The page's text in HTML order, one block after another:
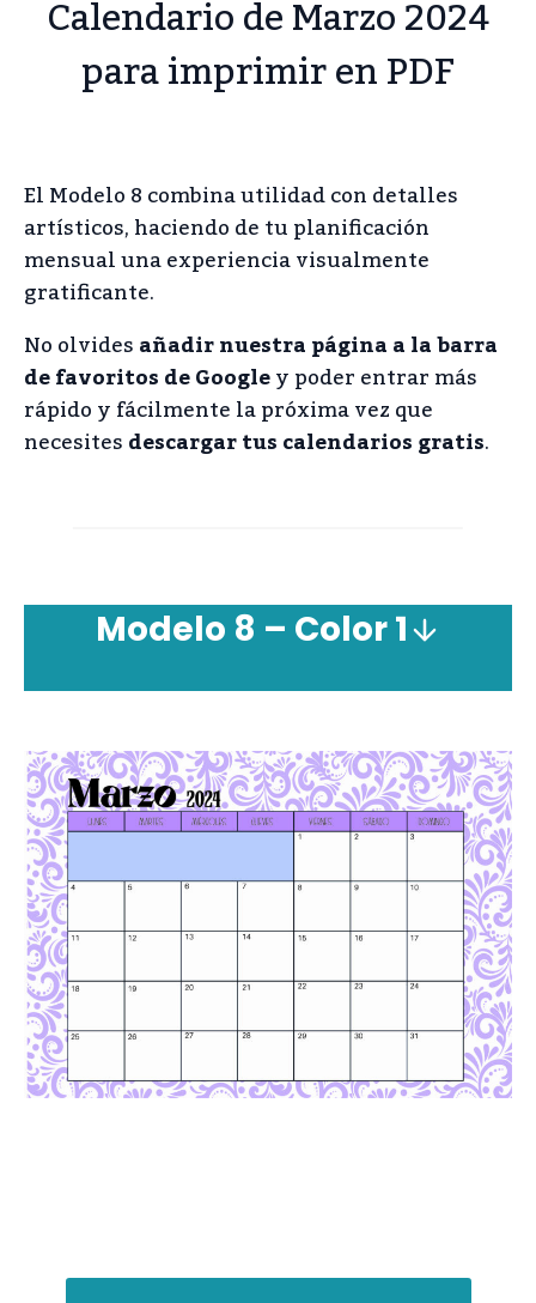
Calendario de Marzo 2024
para imprimir en PDF
El Modelo 8 combina utilidad con detalles
artísticos, haciendo de tu planificación
mensual una experiencia visualmente
gratificante.
No olvidesañadir nuestra página a la barra
de favoritos de Googley poder entrar más
rápido y fácilmente la próxima vez que
necesitesdescargar tus calendarios gratis.
Modelo 8 – Color 1